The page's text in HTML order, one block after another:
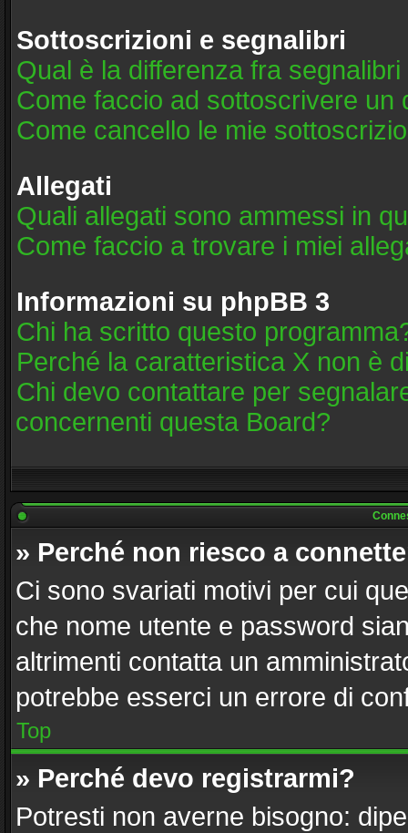
Sottoscrizioni e segnalibri
Qual è la differenza fra
Come faccio ad sottoscrivere un
Come cancello le mie
Allegati
Quali allegati sono ammessi in
Come faccio a trovare i miei
Informazioni su phpBB 3
Chi ha scritto questo
Perché la caratteristica X non è
Chi devo contattare per
concernenti questa Board?
» Perché non riesco a
Ci sono svariati motivi per cui
che nome utente e password
altrimenti contatta un
potrebbe esserci un errore di
Top
» Perché devo registrarmi?
Potresti non averne bisogno: